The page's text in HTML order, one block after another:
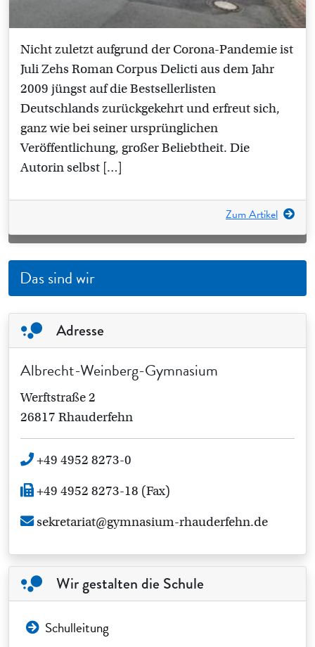
Nicht zuletzt aufgrund der Corona-Pandemie ist
Juli Zehs Roman Corpus Delicti aus dem Jahr
2009 jüngst auf die Bestsellerlisten
Deutschlands zurückgekehrt und erfreut sich,
ganz wie bei seiner ursprünglichen
Veröffentlichung, großer Beliebtheit. Die
Autorin selbst […]
Zum Artikel
Das sind wir
Adresse
Albrecht-Weinberg-Gymnasium
Werftstraße 2
26817 Rhauderfehn
+49 4952 8273-0
+49 4952 8273-18 (Fax)
sekretariat@gymnasium-rhauderfehn.de
Wir gestalten die Schule
Schulleitung